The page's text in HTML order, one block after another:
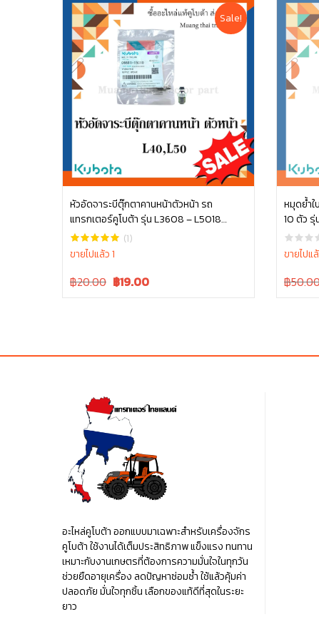
Sale!
หัวอัดจาระบีตุ๊กตาคานหน้าตัวหน้า รถ
แทรกเตอร์คูโบต้า รุ่น L3608 – L5018
06611-15010(1)
ขายไปแล้ว 1
Original
฿20.00 Current
฿19.00
หยิบใส่ตะกร้า
หมุดย้ำใ
ขายไปแ
Original
฿
อะไหล่คูโบต้า ออกแบบมาเฉพาะสำหรับเครื่องจักร
คูโบต้า ใช้งานได้เต็มประสิทธิภาพ แข็งแรง ทนทาน
เหมาะกับงานเกษตรที่ต้องการความมั่นใจในทุกวัน
ช่วยยืดอายุเครื่อง ลดปัญหาซ่อมซ้ำ ใช้แล้วคุ้มค่า
ปลอดภัย มั่นใจทุกชิ้น เลือกของแท้ดีที่สุดในระยะ
ยาว